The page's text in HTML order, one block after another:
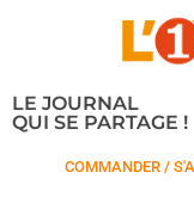
LE JOURNAL
QUI SE PARTAGE !
COMMANDER /